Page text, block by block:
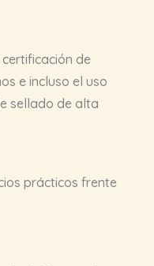
de
e incluso el uso
sellado de alta
prácticos frente